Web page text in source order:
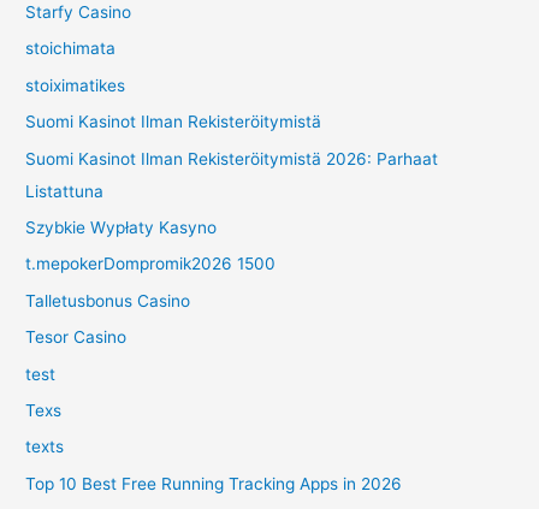
Starfy Casino
stoichimata
stoiximatikes
Suomi Kasinot Ilman Rekisteröitymistä
Suomi Kasinot Ilman Rekisteröitymistä 2026: Parhaat
Listattuna
Szybkie Wypłaty Kasyno
t.mepokerDompromik2026 1500
Talletusbonus Casino
Tesor Casino
test
Texs
texts
Top 10 Best Free Running Tracking Apps in 2026